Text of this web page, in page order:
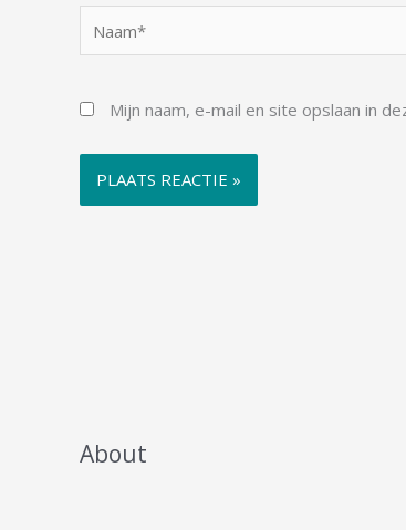
Mijn naam, e-mail en site opslaan in
About